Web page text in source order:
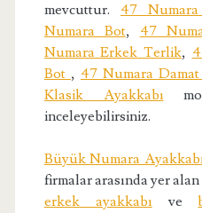
mevcuttur. 47
Numara Bot, 47
Numara Erkek Terlik,
Bot , 47 Numara Damat
Klasik Ayakkabı
inceleyebilirsiniz.
Büyük Numara
firmalar arasında yer
erkek ayakkabı ve